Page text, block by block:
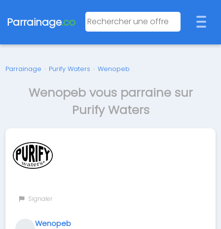
Parrainage.co
Parrainage › Purify Waters › Wenopeb
Wenopeb vous parraine sur
Purify Waters
Signaler
Wenopeb